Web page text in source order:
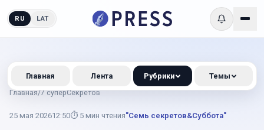
RU LAT
Главная/7 суперСекретов
25 мая 202612:50⏱ 5 мин чтения"Семь секретов&Суббота"
Главная Лента Рубрики Темы